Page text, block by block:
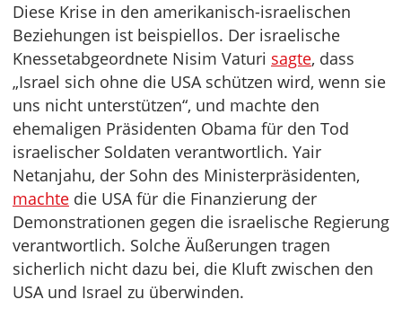
Diese Krise in den amerikanisch-israelischen
Beziehungen ist beispiellos. Der israelische
Knessetabgeordnete Nisim Vaturi sagte, dass
„Israel sich ohne die USA schützen wird, wenn sie
uns nicht unterstützen“, und machte den
ehemaligen Präsidenten Obama für den Tod
israelischer Soldaten verantwortlich. Yair
Netanjahu, der Sohn des Ministerpräsidenten,
machte die USA für die Finanzierung der
Demonstrationen gegen die israelische Regierung
verantwortlich. Solche Äußerungen tragen
sicherlich nicht dazu bei, die Kluft zwischen den
USA und Israel zu überwinden.